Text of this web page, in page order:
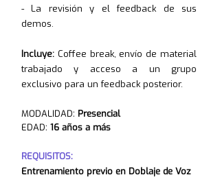
- La revisión y el feedback de sus
demos.
Incluye: Coffee break, envío de material
trabajado y acceso a un grupo
exclusivo para un feedback posterior.
MODALIDAD: Presencial
EDAD: 16 años a más
REQUISITOS:
Entrenamiento previo en Doblaje de Voz